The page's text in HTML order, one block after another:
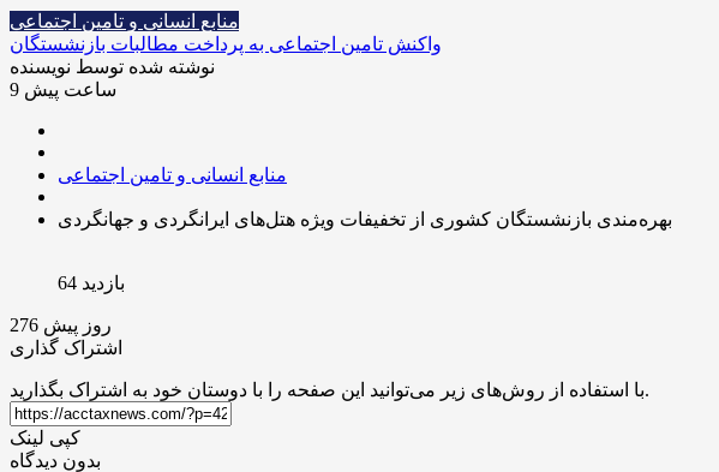
منابع انسانی و تامین اجتماعی
واکنش تامین اجتماعی به پرداخت مطالبات بازنشستگان
نوشته شده توسط نویسنده
9 ساعت پیش
منابع انسانی و تامین اجتماعی
بهره‌مندی بازنشستگان کشوری از تخفیفات ویژه هتل‌های ایرانگردی و جهانگردی
بازدید 64
276 روز پیش
اشتراک گذاری
با استفاده از روش‌های زیر می‌توانید این صفحه را با دوستان خود به اشتراک بگذارید.
کپی لینک
بدون دیدگاه